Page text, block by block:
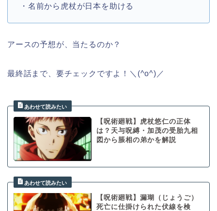
・名前から虎杖が日本を助ける
アースの予想が、当たるのか？
最終話まで、要チェックですよ！＼(^o^)／
【呪術廻戦】虎杖悠仁の正体
は？天与呪縛・加茂の受胎九相
図から脹相の弟かを解説
【呪術廻戦】漏瑚（じょうご）
死亡に仕掛けられた伏線を検